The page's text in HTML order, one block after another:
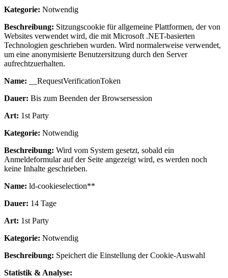
Kategorie: Notwendig
Beschreibung: Sitzungscookie für allgemeine Plattformen, der von
Websites verwendet wird, die mit Microsoft .NET-basierten
Technologien geschrieben wurden. Wird normalerweise verwendet,
um eine anonymisierte Benutzersitzung durch den Server
aufrechtzuerhalten.
Name: __RequestVerificationToken
Dauer: Bis zum Beenden der Browsersession
Art: 1st Party
Kategorie: Notwendig
Beschreibung: Wird vom System gesetzt, sobald ein
Anmeldeformular auf der Seite angezeigt wird, es werden noch
keine Inhalte geschrieben.
Name: ld-cookieselection**
Dauer: 14 Tage
Art: 1st Party
Kategorie: Notwendig
Beschreibung: Speichert die Einstellung der Cookie-Auswahl
Statistik & Analyse: